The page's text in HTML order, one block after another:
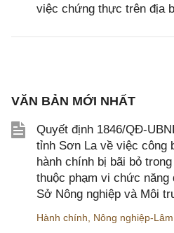
việc chứng thực trên địa
VĂN BẢN MỚI NHẤT
Quyết định 1846/QĐ-
tỉnh Sơn La về việc công
hành chính bị bãi bỏ
thuộc phạm vi chức
Sở Nông nghiệp và Môi
Hành chính Nông nghiệp-